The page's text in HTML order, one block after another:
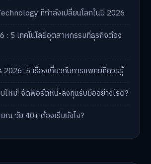
ที่กำลังเปลี่ยนโลกในปี 2026
: 5 เทคโนโลยีอุตสาหกรรมที่ธุรกิจต้อง
5 เรื่องเกี่ยวกับการแพทย์ที่ควรรู้
ใหม่! จัดพอร์ตหนี้-ลงทุนรับมืออย่างไรดี?
ณ วัย 40+ ต้องเริ่มยังไง?